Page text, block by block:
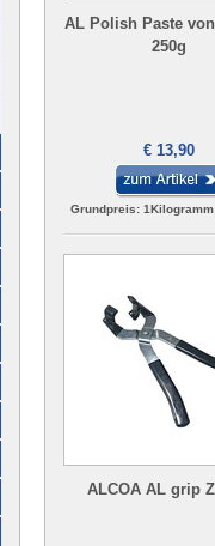
AL Polish Paste
250g
€ 13,90
Grundpreis:
ALCOA AL grip